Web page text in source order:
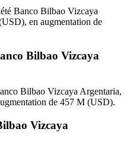
Banco Bilbao Vizcaya
en augmentation de
Bilbao Vizcaya
Bilbao Vizcaya Argentaria,
de 457 M (USD).
Vizcaya